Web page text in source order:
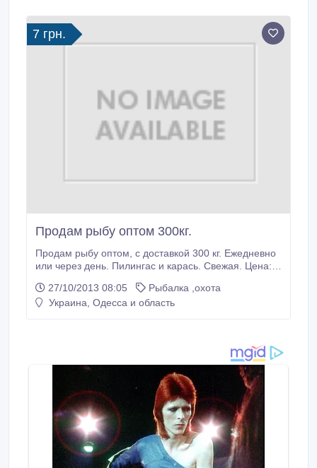
7 грн.
Продам рыбу оптом 300кг.
Продам рыбу оптом, с доставкой 300 кг. Ежедневно
или через день. Пилингас и карась. Свежая. Цена:
27/10/2013 08:05
Рыбалка ,охота
Украина, Одесса и область